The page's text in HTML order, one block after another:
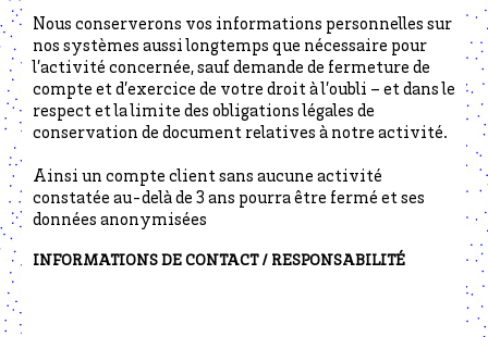
Nous conserverons vos informations personnelles sur
nos systèmes aussi longtemps que nécessaire pour
l’activité concernée, sauf demande de fermeture de
compte et d’exercice de votre droit à l’oubli – et dans le
respect et la limite des obligations légales de
conservation de document relatives à notre activité.
Ainsi un compte client sans aucune activité
constatée au-delà de 3 ans pourra être fermé et ses
données anonymisées
INFORMATIONS DE CONTACT / RESPONSABILITÉ